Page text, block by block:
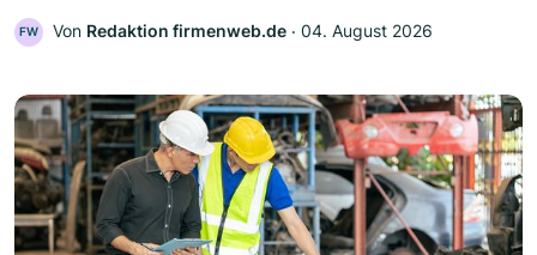
FW Von Redaktion firmenweb.de ‧ 04. August 2026